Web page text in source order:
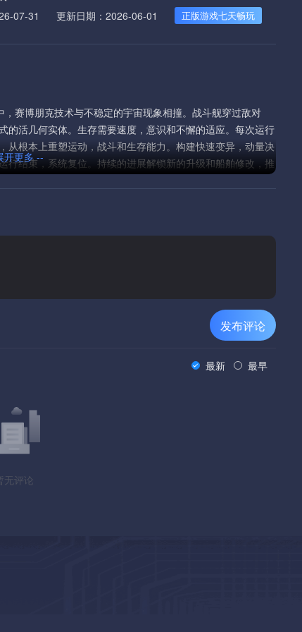
07-31
更新日期：2026-06-01 正版游戏七天畅玩
赛博朋克技术与不稳定的宇宙现象相撞。战斗舰穿过敌对
活几何实体。生存需要速度，意识和不懈的适应。每次运行
根本上重塑运动，战斗和生存能力。构建快速变异，动量决
结束，系统复位。持续的进展解锁新的升级和船舶修改，推
开更多 --
发布评论
最新 最早
无评论